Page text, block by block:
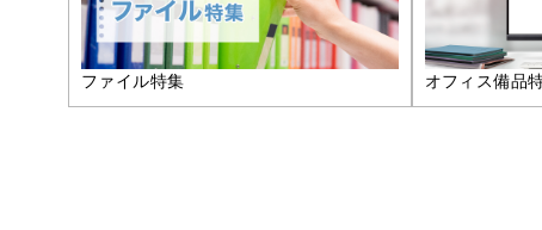
ファイル特集 オフィス備品